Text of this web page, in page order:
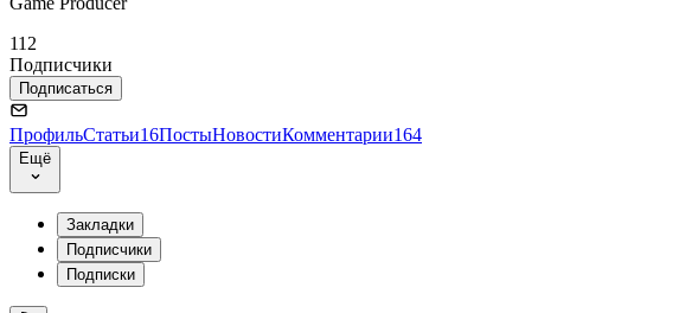
112
Подписчики
Подписаться
ПрофильСтатьи16ПостыНовостиКомментарии164
Ещё
Закладки
Подписчики
Подписки